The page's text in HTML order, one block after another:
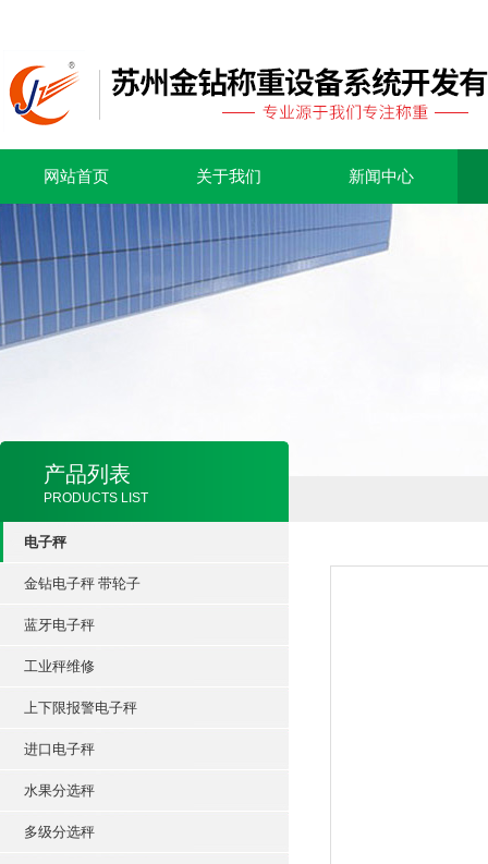
网站首页 关于我们 新闻中心
产品列表
PRODUCTS LIST
电子秤
金钻电子秤 带轮子
蓝牙电子秤
工业秤维修
上下限报警电子秤
进口电子秤
水果分选秤
多级分选秤